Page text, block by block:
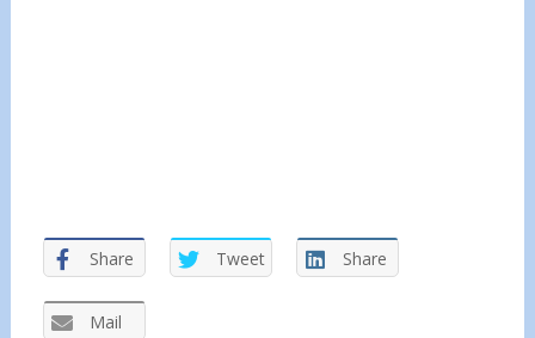
Share Tweet Share
Mail